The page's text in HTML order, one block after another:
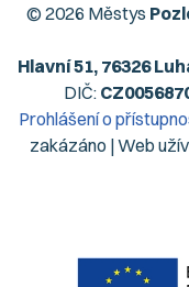
© 2026 Městys
Hlavní 51, 76326
DIČ:
Prohlášení o
zakázáno | Web